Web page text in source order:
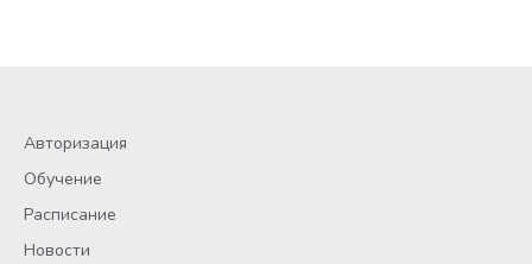
Авторизация
Обучение
Расписание
Новости